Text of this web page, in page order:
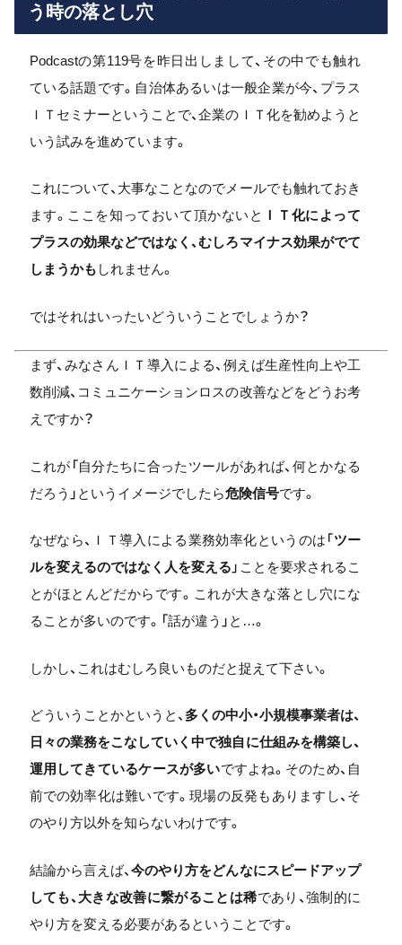
う時の落とし穴
Podcastの第119号を昨日出しまして、その中でも触れ
ている話題です。自治体あるいは一般企業が今、プラス
ＩＴセミナーということで、企業のＩＴ化を勧めようと
いう試みを進めています。
これについて、大事なことなのでメールでも触れておき
ます。ここを知っておいて頂かないと ＩＴ化によって
プラスの効果などではなく、むしろマイナス効果がでて
しまうかも しれません。
ではそれはいったいどういうことでしょうか？
まず、みなさんＩＴ導入による、例えば生産性向上や工
数削減、コミュニケーションロスの改善などをどうお考
えですか？
これが「自分たちに合ったツールがあれば、何とかなる
だろう」というイメージでしたら危険信号です。
なぜなら、ＩＴ導入による業務効率化というのは「ツー
ルを変えるのではなく人を変える 」ことを要求されるこ
とがほとんどだからです。これが大きな落とし穴にな
ることが多いのです。「話が違う」と…。
しかし、これはむしろ良いものだと捉えて下さい。
どういうことかというと、 多くの中小・小規模事業者は、
日々の業務をこなしていく中で独自に仕組みを構築し、
運用してきているケースが多いですよね。そのため、自
前での効率化は難いです。現場の反発もありますし、そ
のやり方以外を知らないわけです。
結論から言えば、今のやり方をどんなにスピードアップ
しても、大きな改善に繋がることは稀であり、強制的に
やり方を変える必要があるということです。